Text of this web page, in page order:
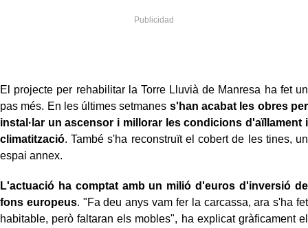
El projecte per rehabilitar la Torre Lluvià de Manresa ha fet un
pas més. En les últimes setmanes s'han acabat les obres per
instal·lar un ascensor i millorar les condicions d'aïllament i
climatització. També s'ha reconstruït el cobert de les tines, un
espai annex.
L'actuació ha comptat amb un milió d'euros d'inversió de
fons europeus. "Fa deu anys vam fer la carcassa, ara s'ha fet
habitable, però faltaran els mobles", ha explicat gràficament el